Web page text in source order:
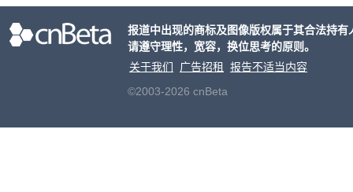
报道中出现的商标及图像版权属于其合法持
请遵守理性，宽容，换位思考的原则。
关于我们
广告招租
报告不适当内容
©2003-2026 cnBeta